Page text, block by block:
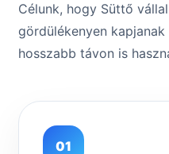
Célunk, hogy Süttő
gördülékenyen
hosszabb távon is
01